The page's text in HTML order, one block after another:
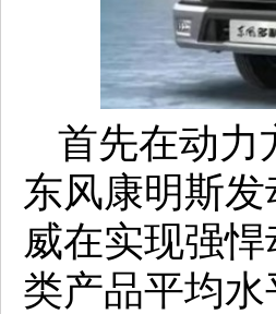
首先在动力
东风康明斯
威在实现强
类产品平均